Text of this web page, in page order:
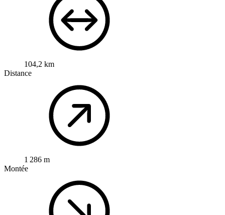
104,2 km
Distance
1 286 m
Montée